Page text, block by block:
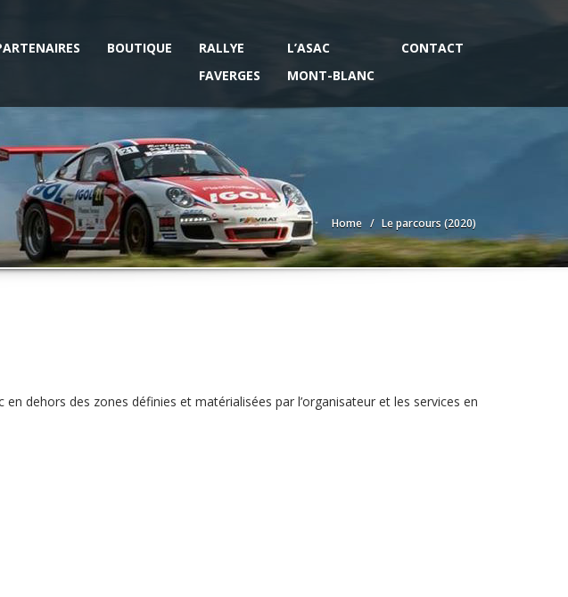
BOUTIQUE
RALLYE
FAVERGES
L’ASAC
MONT-BLANC
CONTACT
Home Le parcours (2020)
dehors des zones définies et matérialisées par l’organisateur et les services en